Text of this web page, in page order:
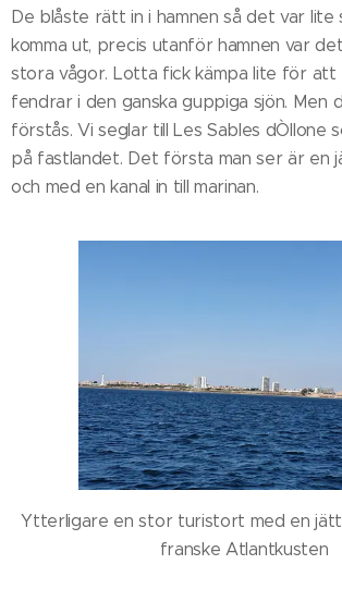
De blåste rätt in i hamnen så det var lite
komma ut, precis utanför hamnen var
stora vågor. Lotta fick kämpa lite för att
fendrar i den ganska guppiga sjön. Men
förstås. Vi seglar till Les Sables dÒllone
på fastlandet. Det första man ser är en
och med en kanal in till marinan.
Ytterligare en stor turistort med en
franske Atlantkusten